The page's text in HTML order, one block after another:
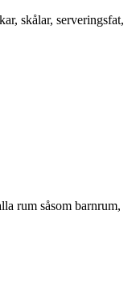
skålar, serveringsfat,
rum såsom barnrum,